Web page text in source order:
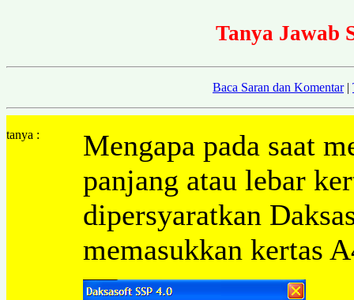
Tanya Jawab
Baca Saran dan Komentar|
tanya :
Mengapa pada saat
panjang atau lebar
dipersyaratkan
memasukkan kertas